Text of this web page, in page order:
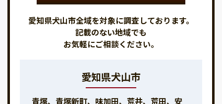
愛知県犬山市全域を対象に調査しております。
記載のない地域でも
お気軽にご相談ください。
愛知県犬山市
青塚、青塚新町、味加田、荒井、荒田、安